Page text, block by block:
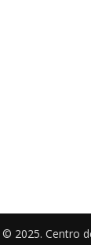
2025. Centro